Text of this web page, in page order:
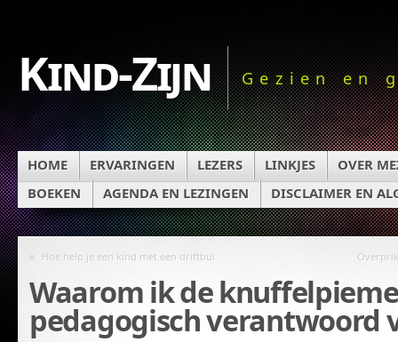
Kind-Zijn Gezien en
HOME ERVARINGEN LEZERS LINKJES
OVER
BOEKEN
AGENDA EN LEZINGEN DISCLAIMER EN
« Hoe help je een kind met een driftbui
Waarom ik de
pedagogisch verantwoord